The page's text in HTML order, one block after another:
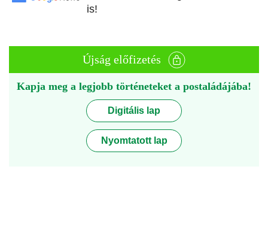
is!
Újság előfizetés
Kapja meg a legjobb történeteket a postaládájába!
Digitális lap
Nyomtatott lap